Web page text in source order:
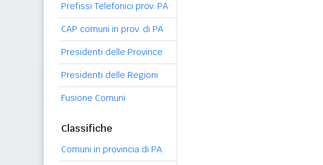
Prefissi Telefonici prov. PA
CAP comuni in prov. di PA
Presidenti delle Province
Presidenti delle Regioni
Fusione Comuni
Classifiche
Comuni in provincia di PA